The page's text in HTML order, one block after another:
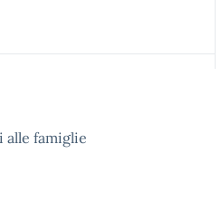
famiglie